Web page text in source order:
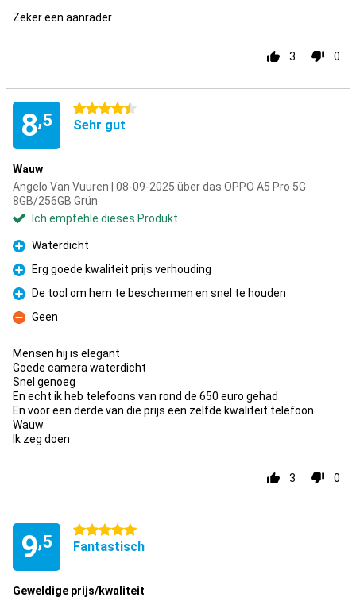
Zeker een aanrader
3 0
8,5
4.5 Sterne
Sehr gut
Wauw
Angelo Van Vuuren | 08-09-2025 über das OPPO A5 Pro 5G
8GB/256GB Grün
Ich empfehle dieses Produkt
Pro
Waterdicht
Pro
Erg goede kwaliteit prijs verhouding
Pro
De tool om hem te beschermen en snel te houden
Kontra
Geen
Mensen hij is elegant
Goede camera waterdicht
Snel genoeg
En echt ik heb telefoons van rond de 650 euro gehad
En voor een derde van die prijs een zelfde kwaliteit telefoon
Wauw
Ik zeg doen
3 0
9,5
5 Sterne
Fantastisch
Geweldige prijs/kwaliteit